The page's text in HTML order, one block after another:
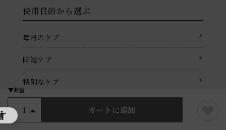
1 カートに追加
使用目的から選ぶ
毎日のケア
時短ケア
特別なケア
仕事前の準備